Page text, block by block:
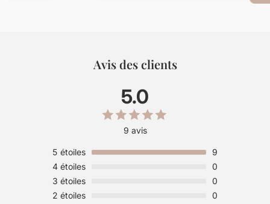
Avis des clients
5.0
9 avis
5 étoiles
9
4étoiles
0
3 étoiles
0
2 étoiles
0